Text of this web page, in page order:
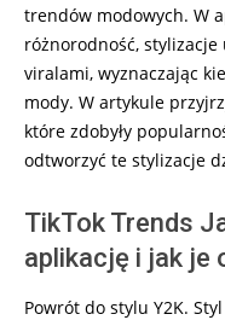
trendów modowych. W
różnorodność,
viralami, wyznaczając
mody. W artykule
które zdobyły
odtworzyć te stylizacje
TikTok Trends
aplikację i jak je
Powrót do stylu Y2K.